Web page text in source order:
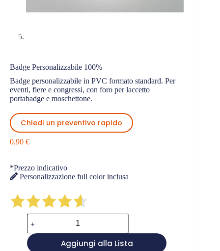
Badge Personalizzabile 100%
Badge personalizzabile in PVC formato standard. Per
eventi, fiere e congressi, con foro per laccetto
portabadge e moschettone.
Chiedi un preventivo rapido
0,90 €
*Prezzo indicativo
Personalizzazione full color inclusa
Badge
Personalizzabile
100%
quantità
Aggiungi alla Lista